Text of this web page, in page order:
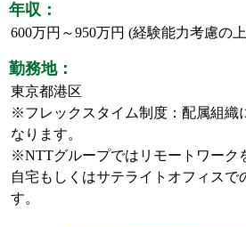
年収：
600万円～950万円 (経験能力考慮の
勤務地：
東京都港区
※フレックスタイム制度：配属組織
なります。
※NTTグループではリモートワーク
自宅もしくはサテライトオフィスで
す。